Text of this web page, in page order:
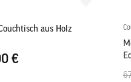
aus Holz
€